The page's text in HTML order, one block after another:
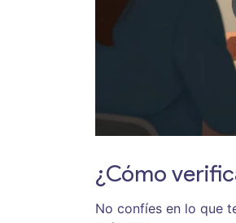
¿Cómo
No confíes en lo que